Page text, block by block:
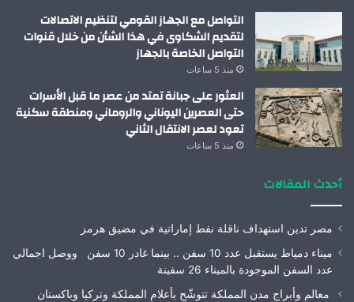
التواصل مع الجهاز القومي لتنظيم الاتصالات
لتقديم الشكاوى في هذا الشأن من خلال قنوات
التواصل الخاصة بالجهاز
منذ 5 ساعات
العثور على جبانة تمتد من عصر ما قبل الأسرات
حتى العصرين اليوناني والروماني ومنطقة سكنية
تعود لعصر الانتقال الثاني
منذ 5 ساعات
أحدث المقالات
مصر تدين استهداف ناقلة نفط إماراتية في مضيق هرمز
ميناء دمياط يستقبل عدد 10 سفن .. بينما غادر 10 سفن ووصل اجمالي
عدد السفن الموجودة بالميناء 26 سفينة
معالم وأبراج مدن المملكة تتوشّح بأعلام المملكة وتركيا وباكستان